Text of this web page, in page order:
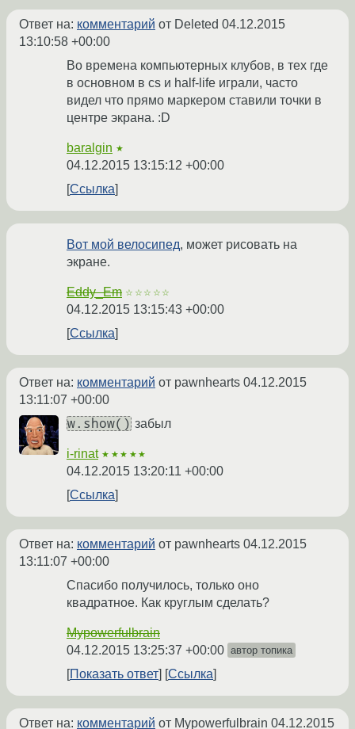
Ответ на: комментарий от Deleted 04.12.2015
13:10:58 +00:00
Во времена компьютерных клубов, в тех где
в основном в cs и half-life играли, часто
видел что прямо маркером ставили точки в
центре экрана. :D
baralgin ★
04.12.2015 13:15:12 +00:00
Ссылка
Вот мой велосипед, может рисовать на
экране.
Eddy_Em ☆☆☆☆☆
04.12.2015 13:15:43 +00:00
Ссылка
Ответ на: комментарий от pawnhearts 04.12.2015
13:11:07 +00:00
w.show() забыл
i-rinat ★★★★★
04.12.2015 13:20:11 +00:00
Ссылка
Ответ на: комментарий от pawnhearts 04.12.2015
13:11:07 +00:00
Спасибо получилось, только оно
квадратное. Как круглым сделать?
Mypowerfulbrain
04.12.2015 13:25:37 +00:00 автор топика
Показать ответ Ссылка
Ответ на: комментарий от Mypowerfulbrain 04.12.2015